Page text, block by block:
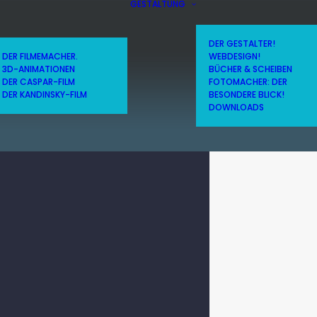
DER FILMEMACHER.
3D-ANIMATIONEN
DER CASPAR-FILM
DER KANDINSKY-FILM
GESTALTUNG
DER GESTALTER!
WEBDESIGN!
BÜCHER & SCHEIBEN
FOTOMACHER: DER
BESONDERE BLICK!
DOWNLOADS